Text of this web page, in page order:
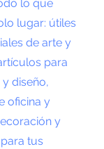
lo que
lugar: útiles
de arte y
para
diseño,
oficina y
y
tus